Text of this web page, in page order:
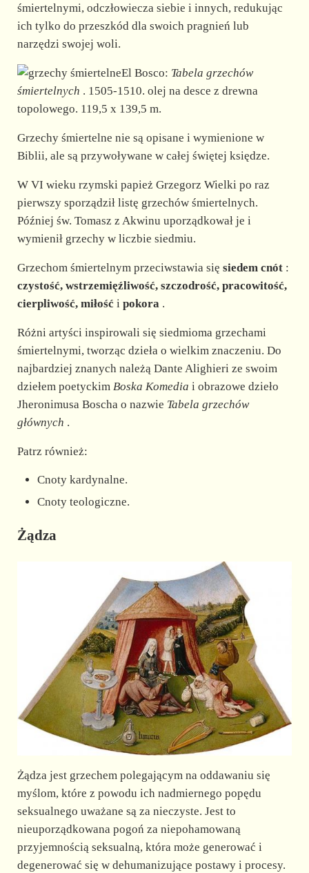
śmiertelnymi, odczłowiecza siebie i innych, redukując
ich tylko do przeszkód dla swoich pragnień lub
narzędzi swojej woli.
El Bosco: Tabela grzechów
śmiertelnych . 1505-1510. olej na desce z drewna
topolowego. 119,5 x 139,5 m.
Grzechy śmiertelne nie są opisane i wymienione w
Biblii, ale są przywoływane w całej świętej księdze.
W VI wieku rzymski papież Grzegorz Wielki po raz
pierwszy sporządził listę grzechów śmiertelnych.
Później św. Tomasz z Akwinu uporządkował je i
wymienił grzechy w liczbie siedmiu.
Grzechom śmiertelnym przeciwstawia się siedem cnót:
czystość, wstrzemięźliwość, szczodrość, pracowitość,
cierpliwość, miłość i pokora.
Różni artyści inspirowali się siedmioma grzechami
śmiertelnymi, tworząc dzieła o wielkim znaczeniu. Do
najbardziej znanych należą Dante Alighieri ze swoim
dziełem poetyckim Boska Komedia i obrazowe dzieło
Jheronimusa Boscha o nazwie Tabela grzechów
głównych .
Patrz również:
Cnoty kardynalne.
Cnoty teologiczne.
Żądza
Żądza jest grzechem polegającym na oddawaniu się
myślom, które z powodu ich nadmiernego popędu
seksualnego uważane są za nieczyste. Jest to
nieuporządkowana pogoń za niepohamowaną
przyjemnością seksualną, która może generować i
degenerować się w dehumanizujące postawy i procesy.